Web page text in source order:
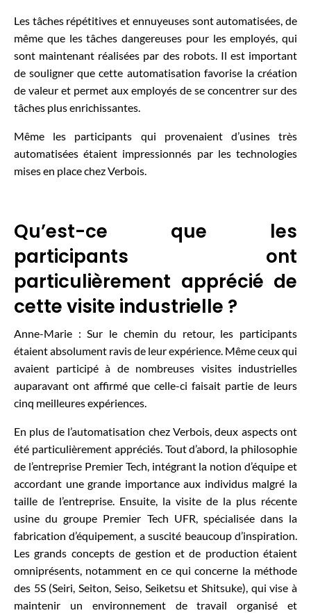
Les tâches répétitives et ennuyeuses sont automatisées, de
même que les tâches dangereuses pour les employés, qui
sont maintenant réalisées par des robots. Il est important
de souligner que cette automatisation favorise la création
de valeur et permet aux employés de se concentrer sur des
tâches plus enrichissantes.
Même les participants qui provenaient d’usines très
automatisées étaient impressionnés par les technologies
mises en place chez Verbois.
Qu’est-ce que les
participants ont
particulièrement apprécié de
cette visite industrielle ?
Anne-Marie : Sur le chemin du retour, les participants
étaient absolument ravis de leur expérience. Même ceux qui
avaient participé à de nombreuses visites industrielles
auparavant ont affirmé que celle-ci faisait partie de leurs
cinq meilleures expériences.
En plus de l’automatisation chez Verbois, deux aspects ont
été particulièrement appréciés. Tout d’abord, la philosophie
de l’entreprise Premier Tech, intégrant la notion d’équipe et
accordant une grande importance aux individus malgré la
taille de l’entreprise. Ensuite, la visite de la plus récente
usine du groupe Premier Tech UFR, spécialisée dans la
fabrication d’équipement, a suscité beaucoup d’inspiration.
Les grands concepts de gestion et de production étaient
omniprésents, notamment en ce qui concerne la méthode
des 5S (Seiri, Seiton, Seiso, Seiketsu et Shitsuke), qui vise à
maintenir un environnement de travail organisé et